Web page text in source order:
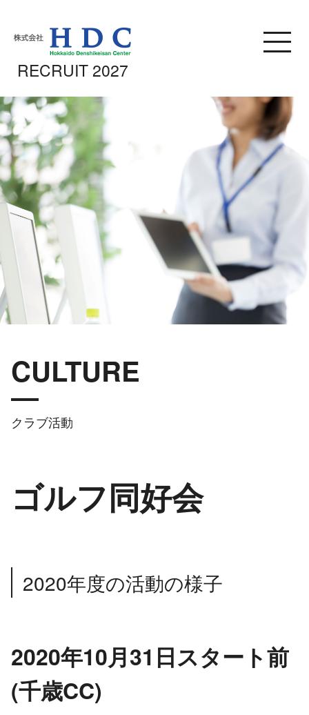
株式会社HDC 採用サイ
RECRUIT 2027
CULTURE
クラブ活動
ゴルフ同好会
2020年度の活動の様子
2020年10月31日スタート前
(千歳CC)